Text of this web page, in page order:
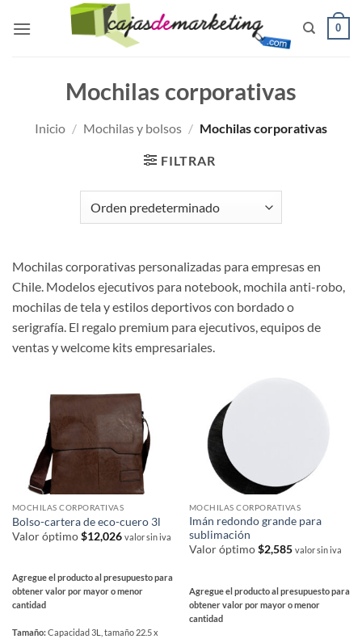
0
Mochilas corporativas
Inicio / Mochilas y bolsos / Mochilas corporativas
FILTRAR
Mochilas corporativas personalizadas para empresas en
Chile. Modelos ejecutivos para notebook, mochila anti-robo,
mochilas de tela y estilos deportivos con bordado o
serigrafía. El regalo premium para ejecutivos, equipos de
ventas y welcome kits empresariales.
MOCHILAS CORPORATIVAS
Bolso-cartera de eco-cuero 3l
Valor óptimo$12,026 valor sin iva
Agregue el producto al presupuesto para
obtener valor por mayor o menor
cantidad
Tamaño:Capacidad 3L, tamaño 22.5 x
MOCHILAS CORPORATIVAS
Imán redondo grande para
sublimación
Valor óptimo$2,585 valor sin iva
Agregue el producto al presupuesto para
obtener valor por mayor o menor
cantidad